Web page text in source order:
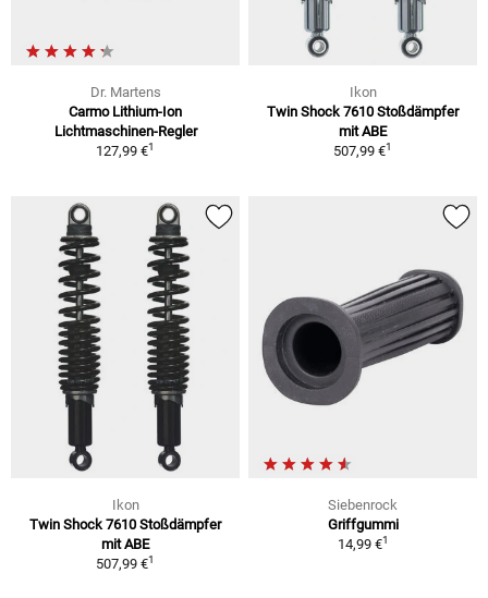
Dr. Martens
Carmo Lithium-Ion
Lichtmaschinen-Regler
127,99 €1
Ikon
Twin Shock 7610 Stoßdämpfer
mit ABE
507,99 €1
Ikon
Twin Shock 7610 Stoßdämpfer
mit ABE
507,99 €1
Siebenrock
Griffgummi
14,99 €1